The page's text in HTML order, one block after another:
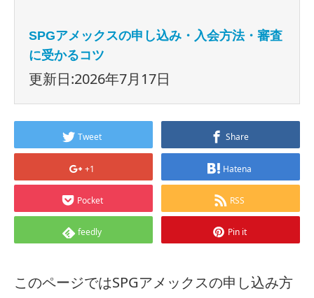
SPGアメックスの申し込み・入会方法・審査
に受かるコツ
更新日:2026年7月17日
Tweet Share
+1 Hatena
Pocket RSS
feedly Pin it
このページではSPGアメックスの申し込み方